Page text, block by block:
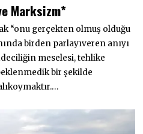
Marksizm*
“onu gerçekten olmuş olduğu
birden parlayıveren anıyı
meselesi, tehlike
bir şekilde